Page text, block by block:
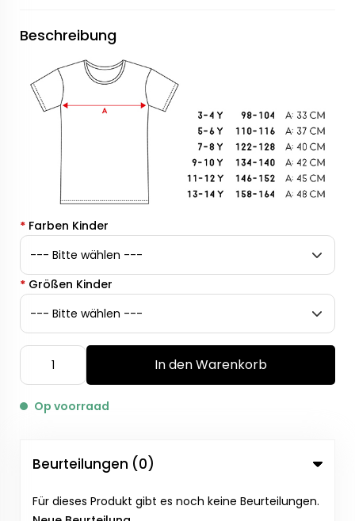
Beschreibung
* Farben Kinder
* Größen Kinder
In den Warenkorb
Op voorraad
Beurteilungen (0)
Für dieses Produkt gibt es noch keine Beurteilungen.